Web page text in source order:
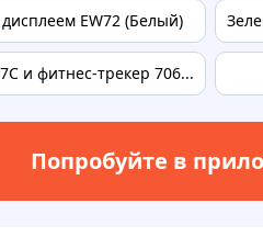
EW72 (Белый)
и фитнес-трекер 706...
Попробуйте в